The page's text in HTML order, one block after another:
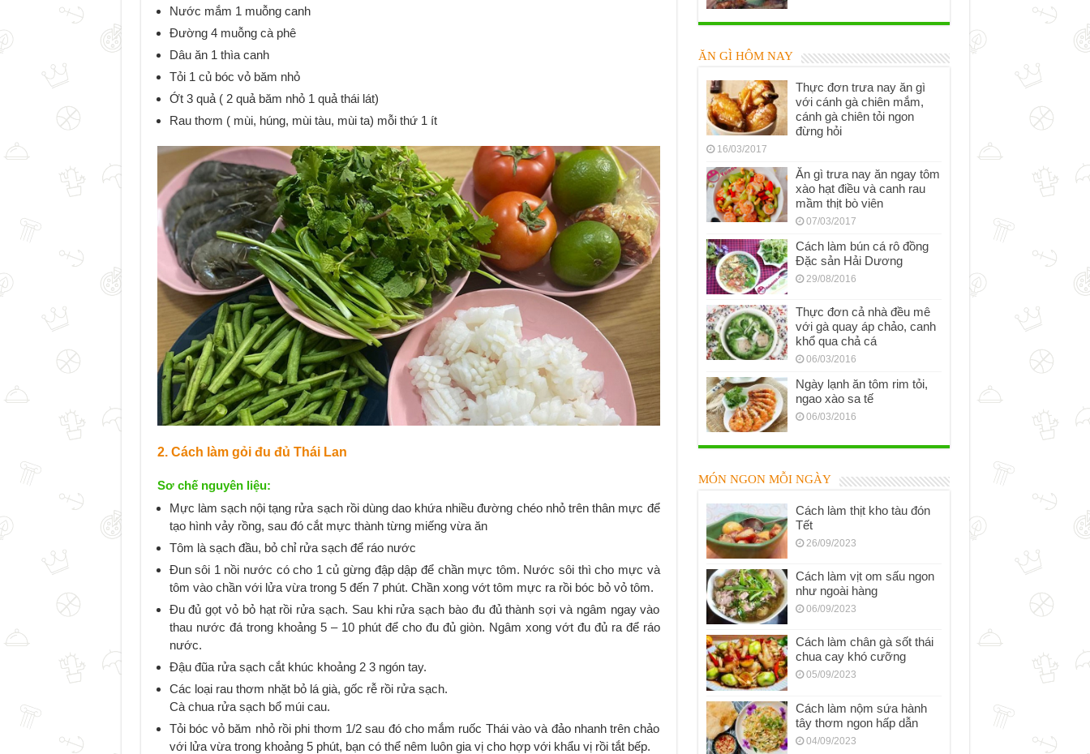
Nước mắm 1 muỗng canh
Đường 4 muỗng cà phê
Dâu ăn 1 thìa canh
Tỏi 1 củ bóc vỏ băm nhỏ
Ớt 3 quả ( 2 quả băm nhỏ 1 quả thái lát)
Rau thơm ( mùi, húng, mùi tàu, mùi ta) mỗi thứ 1 ít
2. Cách làm gỏi đu đủ Thái Lan
Sơ chế nguyên liệu:
Mực làm sạch nội tạng rửa sạch rồi dùng dao khứa nhiều đường chéo nhỏ trên thân mực để
tạo hình vảy rồng, sau đó cắt mực thành từng miếng vừa ăn
Tôm là sạch đầu, bỏ chỉ rửa sạch để ráo nước
Đun sôi 1 nồi nước có cho 1 củ gừng đập dập để chần mực tôm. Nước sôi thì cho mực và
tôm vào chần với lửa vừa trong 5 đến 7 phút. Chần xong vớt tôm mực ra rồi bóc bỏ vỏ tôm.
Đu đủ gọt vỏ bỏ hạt rồi rửa sạch. Sau khi rửa sạch bào đu đủ thành sợi và ngâm ngay vào
thau nước đá trong khoảng 5 – 10 phút để cho đu đủ giòn. Ngâm xong vớt đu đủ ra để ráo
nước.
Đậu đũa rửa sạch cắt khúc khoảng 2 3 ngón tay.
Các loại rau thơm nhặt bỏ lá già, gốc rễ rồi rửa sạch.
Cà chua rửa sạch bổ múi cau.
Tỏi bóc vỏ băm nhỏ rồi phi thơm 1/2 sau đó cho mắm ruốc Thái vào và đảo nhanh trên chảo
với lửa vừa trong khoảng 5 phút, bạn có thể nêm luôn gia vị cho hợp với khẩu vị rồi tắt bếp.
ĂN GÌ HÔM NAY
Thực đơn trưa nay ăn gì
với cánh gà chiên mắm,
cánh gà chiên tỏi ngon
đừng hỏi
16/03/2017
Ăn gì trưa nay ăn ngay tôm
xào hạt điều và canh rau
mầm thịt bò viên
07/03/2017
Cách làm bún cá rô đồng
Đặc sản Hải Dương
29/08/2016
Thực đơn cả nhà đều mê
với gà quay áp chảo, canh
khổ qua chả cá
06/03/2016
Ngày lạnh ăn tôm rim tỏi,
ngao xào sa tế
06/03/2016
MÓN NGON MỖI NGÀY
Cách làm thịt kho tàu đón
Tết
26/09/2023
Cách làm vịt om sấu ngon
như ngoài hàng
06/09/2023
Cách làm chân gà sốt thái
chua cay khó cưỡng
05/09/2023
Cách làm nộm sứa hành
tây thơm ngon hấp dẫn
04/09/2023